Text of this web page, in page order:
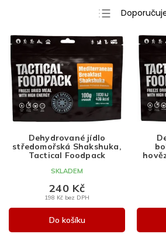
Ř
a
z
e
n
í
p
r
o
d
u
k
t
Nejdražší
Abecedně
V
ý
p
i
s
p
o
u
Dehydrované jídlo
středomořská Shakshuka,
Tactical Foodpack
SKLADEM
198 Kč bez DPH
240 Kč
Do košíku